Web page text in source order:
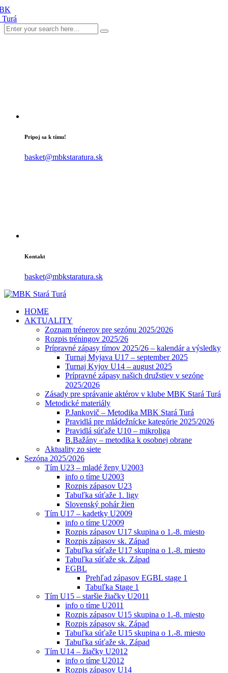
Pripoj sa k tímu!
basket@mbkstaratura.sk
Kontakt
basket@mbkstaratura.sk
HOME
AKTUALITY
Zoznam trénerov pre sezónu 2025/2026
Rozpis tréningov 2025/26
Prípravné zápasy tímov 2025/26 – kalendár a výsledky
Turnaj Myjava U17 – september 2025
Turnaj Kyjov U14 – august 2025
Prípravné zápasy našich družstiev v sezóne
2025/2026
Zásady pre správanie aktérov v klube MBK Stará Turá
Metodické materiály
P.Jankovič – Metodika MBK Stará Turá
Pravidlá pre mládežnícke kategórie 2025/2026
Pravidlá súťaže U10 – mikroliga
B.Bažány – metodika k osobnej obrane
Aktuality zo siete
Sezóna 2025/2026
Tím U23 – mladé ženy U2003
info o tíme U2003
Rozpis zápasov U23
Tabuľka súťaže 1. ligy
Slovenský pohár žien
Tím U17 – kadetky U2009
info o tíme U2009
Rozpis zápasov U17 skupina o 1.-8. miesto
Rozpis zápasov sk. Západ
Tabuľka súťaže U17 skupina o 1.-8. miesto
Tabuľka súťaže sk. Západ
EGBL
Prehľad zápasov EGBL stage 1
Tabuľka Stage 1
Tím U15 – staršie žiačky U2011
info o tíme U2011
Rozpis zápasov U15 skupina o 1.-8. miesto
Rozpis zápasov sk. Západ
Tabuľka súťaže U15 skupina o 1.-8. miesto
Tabuľka súťaže sk. Západ
Tím U14 – žiačky U2012
info o tíme U2012
Rozpis zápasov U14